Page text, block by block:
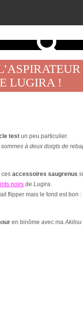
LUGIRA !
test un peu particulier.
à deux doigts de
ces accessoires saugrenus
noirs de Lugira.
flipper mais le fond est bon :
en binôme avec maAkilou